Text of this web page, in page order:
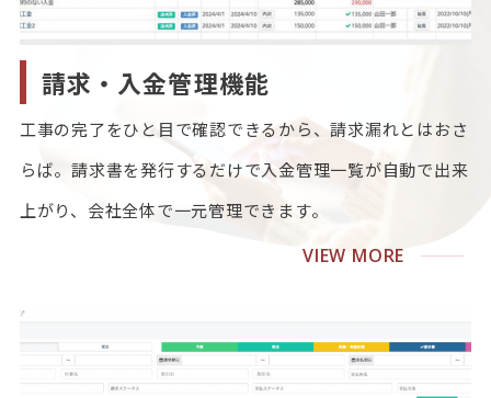
請求・入金管理機能
工事の完了をひと目で確認できるから、請求漏れとはおさ
らば。請求書を発行するだけで入金管理一覧が自動で出来
上がり、会社全体で一元管理できます。
VIEW MORE